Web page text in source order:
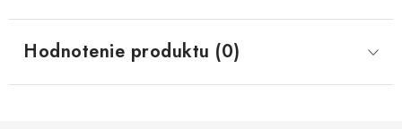
Hodnotenie produktu (0)